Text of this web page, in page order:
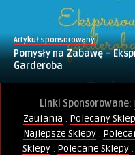
Artykuł sponsorowany
Pomysły na Zabawę –
Garderoba
Linki Sponsorowane:
Zaufania : Polecany Sklep
Najlepsze Sklepy :
Sklepy: Polecane Sklepy: